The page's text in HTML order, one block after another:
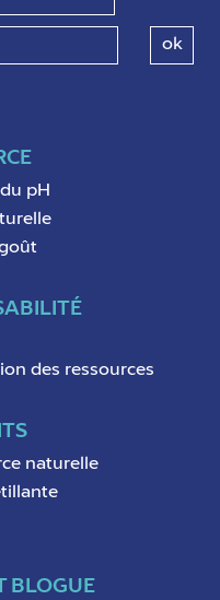
pH
des ressources
naturelle
BLOGUE